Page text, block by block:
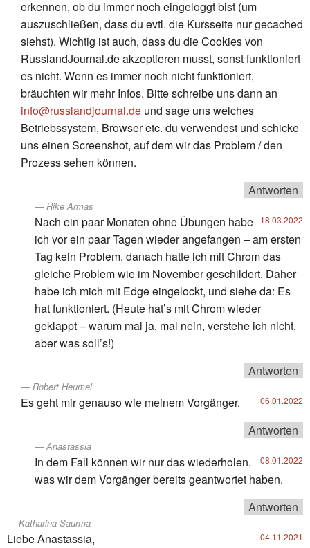
erkennen, ob du immer noch eingeloggt bist (um
auszuschließen, dass du evtl. die Kursseite nur gecached
siehst). Wichtig ist auch, dass du die Cookies von
RusslandJournal.de akzeptieren musst, sonst funktioniert
es nicht. Wenn es immer noch nicht funktioniert,
bräuchten wir mehr Infos. Bitte schreibe uns dann an
info@russlandjournal.de und sage uns welches
Betriebssystem, Browser etc. du verwendest und schicke
uns einen Screenshot, auf dem wir das Problem / den
Prozess sehen können.
Antworten
Rike Armas
18.03.2022
Nach ein paar Monaten ohne Übungen habe
ich vor ein paar Tagen wieder angefangen – am ersten
Tag kein Problem, danach hatte ich mit Chrom das
gleiche Problem wie im November geschildert. Daher
habe ich mich mit Edge eingelockt, und siehe da: Es
hat funktioniert. (Heute hat’s mit Chrom wieder
geklappt – warum mal ja, mal nein, verstehe ich nicht,
aber was soll’s!)
Antworten
Robert Heumel
06.01.2022
Es geht mir genauso wie meinem Vorgänger.
Antworten
Anastassia
08.01.2022
In dem Fall können wir nur das wiederholen,
was wir dem Vorgänger bereits geantwortet haben.
Antworten
Katharina Saurma
04.11.2021
Liebe Anastassia,